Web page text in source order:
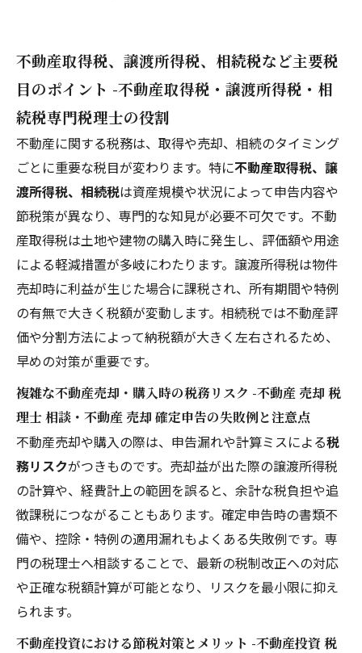
不動産取得税、譲渡所得税、相続税など主要税
目のポイント -不動産取得税・譲渡所得税・相
続税専門税理士の役割
不動産に関する税務は、取得や売却、相続のタイミング
ごとに重要な税目が変わります。特に不動産取得税、譲
渡所得税、相続税は資産規模や状況によって申告内容や
節税策が異なり、専門的な知見が必要不可欠です。不動
産取得税は土地や建物の購入時に発生し、評価額や用途
による軽減措置が多岐にわたります。譲渡所得税は物件
売却時に利益が生じた場合に課税され、所有期間や特例
の有無で大きく税額が変動します。相続税では不動産評
価や分割方法によって納税額が大きく左右されるため、
早めの対策が重要です。
複雑な不動産売却・購入時の税務リスク -不動産 売却 税
理士 相談・不動産 売却 確定申告の失敗例と注意点
不動産売却や購入の際は、申告漏れや計算ミスによる税
務リスクがつきものです。売却益が出た際の譲渡所得税
の計算や、経費計上の範囲を誤ると、余計な税負担や追
徴課税につながることもあります。確定申告時の書類不
備や、控除・特例の適用漏れもよくある失敗例です。専
門の税理士へ相談することで、最新の税制改正への対応
や正確な税額計算が可能となり、リスクを最小限に抑え
られます。
不動産投資における節税対策とメリット -不動産投資 税